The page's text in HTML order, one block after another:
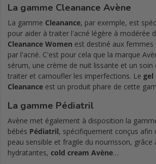
La gamme Cleanance Avène
La gamme Cleanance, par exemple, est
pour aider à traiter l'acné légère à modérée
Cleanance Women est destiné aux
par l'acné. C'est pour cela que la marque
sérum, une crème de nuit lissante et un
traiter et camoufler les imperfections. Le gel
Cleanance est un produit phare de cette
La gamme Pédiatril
Avène met également à disposition la
bébés Pédiatril, spécifiquement conçus afin
peau sensible et fragile du nourrisson, grâce
hydratantes, cold cream Avène…